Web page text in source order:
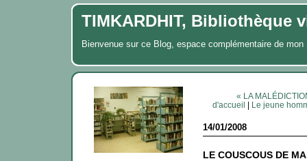
TIMKARDHIT, Bibliothèque
Bienvenue sur ce Blog, espace complémentaire de
« LA
d'accueil | Le jeune
14/01/2008
LE COUSCOUS DE